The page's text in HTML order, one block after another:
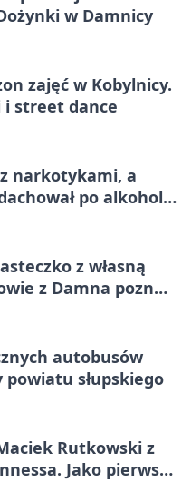
w Damnicy
zajęć w Kobylnicy.
i street dance
narkotykami, a
po alkoholu
z własną
z Damna poznali
autobusów
słupskiego
Rutkowski z
Jako pierwszy